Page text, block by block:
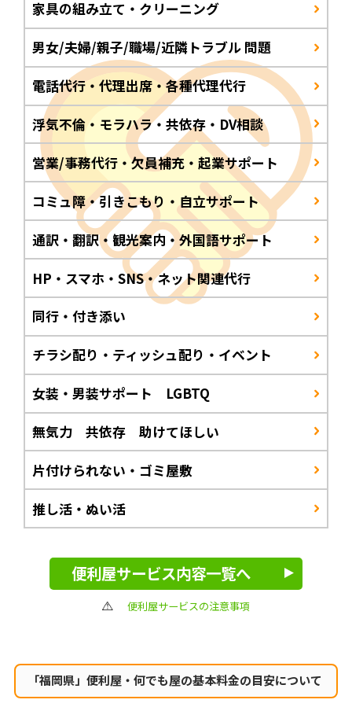
家具の組み立て・クリーニング
男女/夫婦/親子/職場/近隣トラブル 問題
電話代行・代理出席・各種代理代行
浮気不倫・モラハラ・共依存・DV相談
営業/事務代行・欠員補充・起業サポート
コミュ障・引きこもり・自立サポート
通訳・翻訳・観光案内・外国語サポート
HP・スマホ・SNS・ネット関連代行
同行・付き添い
チラシ配り・ティッシュ配り・イベント
女装・男装サポート LGBTQ
無気力 共依存 助けてほしい
片付けられない・ゴミ屋敷
推し活・ぬい活
便利屋サービス内容一覧へ
便利屋サービスの注意事項
「福岡県」便利屋・何でも屋の基本料金の目安について